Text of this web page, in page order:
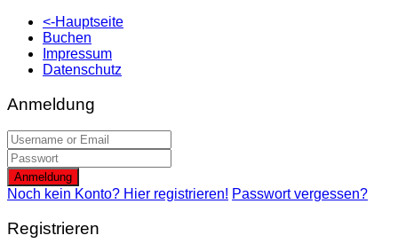
<-Hauptseite
Buchen
Impressum
Datenschutz
Anmeldung
Anmeldung
Noch kein Konto? Hier registrieren! Passwort vergessen?
Registrieren